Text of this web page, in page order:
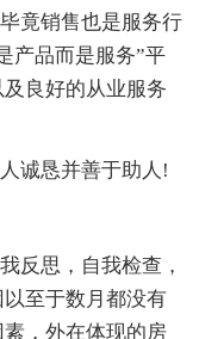
竟销售也是服务行
产品而是服务”平
良好的从业服务
诚恳并善于助人!
反思，自我检查，
至于数月都没有
，外在体现的房